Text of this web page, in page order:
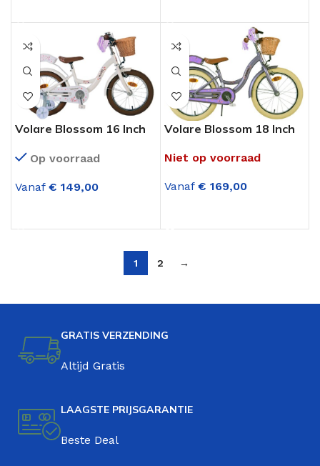
Volare Blossom 16 Inch
Op voorraad
Vanaf € 149,00
Volare Blossom 18 Inch
Niet op voorraad
Vanaf € 169,00
1 2 →
GRATIS VERZENDING
Altijd Gratis
LAAGSTE PRIJSGARANTIE
Beste Deal